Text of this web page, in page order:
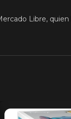
Libre,